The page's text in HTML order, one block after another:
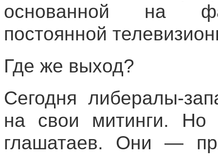
основанной на
постоянной
Где же выход?
Сегодня либералы-
на свои митинги. Но
глашатаев. Они —